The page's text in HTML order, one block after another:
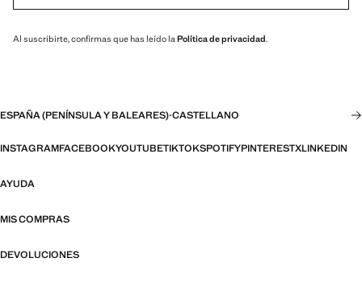
Al suscribirte, confirmas que has leído la Política de privacidad.
ESPAÑA (PENÍNSULA Y BALEARES)·CASTELLANO
INSTAGRAMFACEBOOKYOUTUBETIKTOKSPOTIFYPINTERESTXLINKEDIN
AYUDA
MIS COMPRAS
DEVOLUCIONES